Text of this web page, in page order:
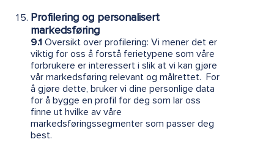
Profilering og personalisert
markedsføring
9.1 Oversikt over profilering: Vi mener det er
viktig for oss å forstå ferietypene som våre
forbrukere er interessert i slik at vi kan gjøre
vår markedsføring relevant og målrettet. For
å gjøre dette, bruker vi dine personlige data
for å bygge en profil for deg som lar oss
finne ut hvilke av våre
markedsføringssegmenter som passer deg
best.